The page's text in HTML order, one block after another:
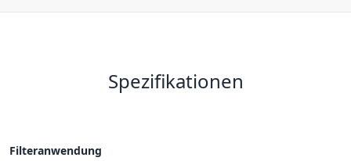
Spezifikationen
Filteranwendung